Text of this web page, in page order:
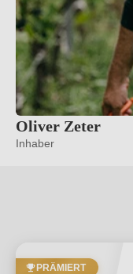
Oliver Zeter
Inhaber
PRÄMIERT